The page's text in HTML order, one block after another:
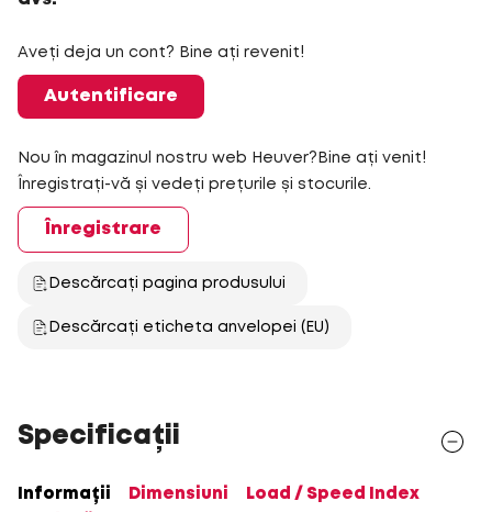
Aveți deja un cont? Bine ați revenit!
Autentificare
Nou în magazinul nostru web Heuver?Bine ați venit!
Înregistrați-vă și vedeți prețurile și stocurile.
Înregistrare
Descărcați pagina produsului
Descărcați eticheta anvelopei (EU)
Specificații
Informații Dimensiuni
Load / Speed Index